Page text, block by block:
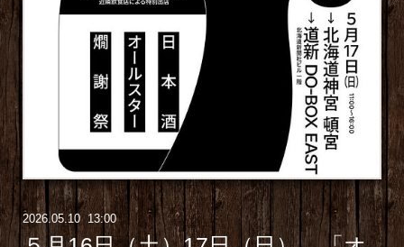
2026.05.10 13:00